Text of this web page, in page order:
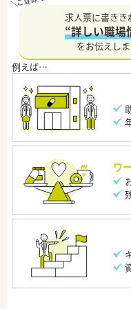
求人票に書きき
“詳しい職場
をお伝えしま
ワ